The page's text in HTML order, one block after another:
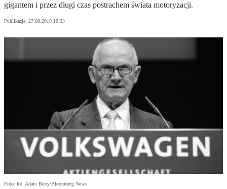
gigantem i przez długi czas postrachem świata motoryzacji.
Publikacja: 27.08.2019 10:33
Foto: fot. Adam Berry/Bloomberg News